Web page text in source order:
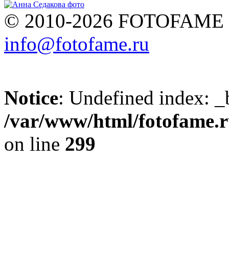
© 2010-2026 FOTOFAME
info@fotofame.ru
Notice: Undefined index:
/var/www/html/
on line 299